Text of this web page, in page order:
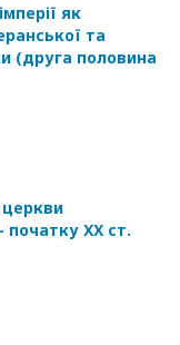
як
та
(друга половина
початку ХХ ст.